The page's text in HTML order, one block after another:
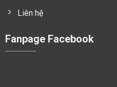
Liên hệ
Fanpage Facebook